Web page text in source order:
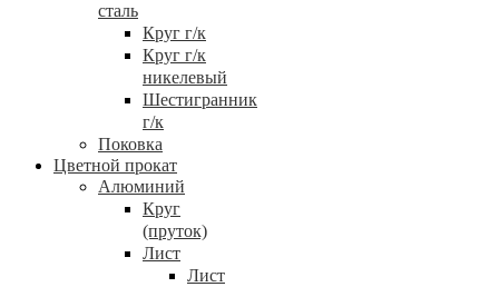
сталь
Круг г/к
Круг г/к
никелевый
Шестигранник
г/к
Поковка
Цветной прокат
Алюминий
Круг
(пруток)
Лист
Лист